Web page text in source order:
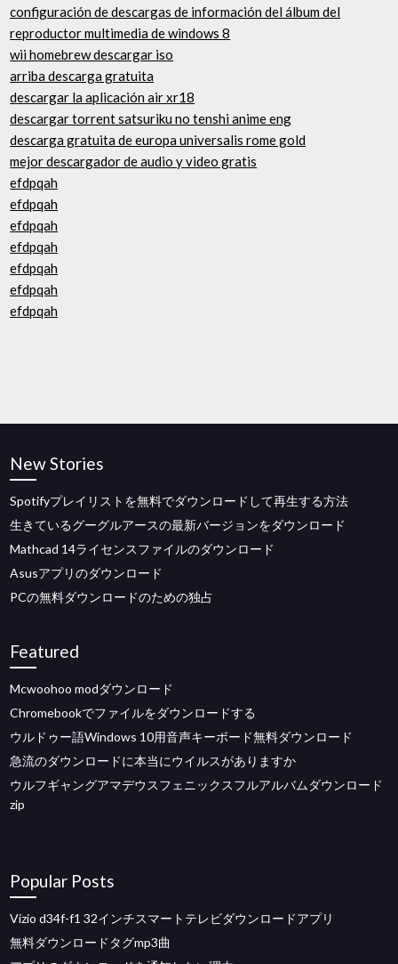
configuración de descargas de información del álbum del
reproductor multimedia de windows 8
wii homebrew descargar iso
arriba descarga gratuita
descargar la aplicación air xr18
descargar torrent satsuriku no tenshi anime eng
descarga gratuita de europa universalis rome gold
mejor descargador de audio y video gratis
efdpqah
efdpqah
efdpqah
efdpqah
efdpqah
efdpqah
efdpqah
New Stories
Spotifyプレイリストを無料でダウンロードして再生する方法
生きているグーグルアースの最新バージョンをダウンロード
Mathcad 14ライセンスファイルのダウンロード
Asusアプリのダウンロード
PCの無料ダウンロードのための独占
Featured
Mcwoohoo modダウンロード
Chromebookでファイルをダウンロードする
ウルドゥー語Windows 10用音声キーボード無料ダウンロード
急流のダウンロードに本当にウイルスがありますか
ウルフギャングアマデウスフェニックスフルアルバムダウンロード
zip
Popular Posts
Vizio d34f-f1 32インチスマートテレビダウンロードアプリ
無料ダウンロードタグmp3曲